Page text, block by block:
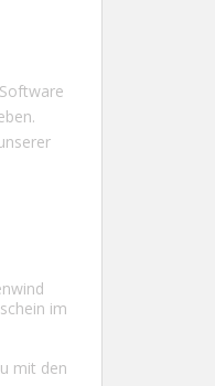
im
mit den